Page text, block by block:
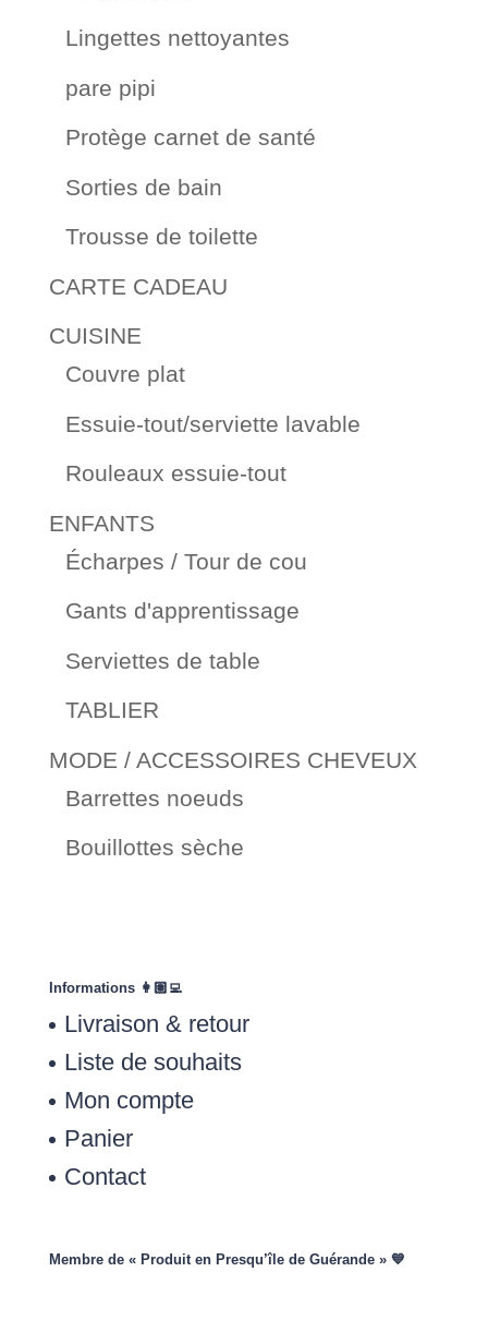
Lingettes nettoyantes
pare pipi
Protège carnet de santé
Sorties de bain
Trousse de toilette
CARTE CADEAU
CUISINE
Couvre plat
Essuie-tout/serviette lavable
Rouleaux essuie-tout
ENFANTS
Écharpes / Tour de cou
Gants d'apprentissage
Serviettes de table
TABLIER
MODE / ACCESSOIRES CHEVEUX
Barrettes noeuds
Bouillottes sèche
Informations 👩🏽‍💻
Livraison & retour
Liste de souhaits
Mon compte
Panier
Contact
Membre de « Produit en Presqu’île de Guérande » 💙